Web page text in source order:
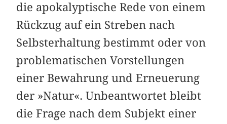
die apokalyptische Rede von einem
Rückzug auf ein Streben nach
Selbsterhaltung bestimmt oder von
problematischen Vorstellungen
einer Bewahrung und Erneuerung
der »Natur«. Unbeantwortet bleibt
die Frage nach dem Subjekt einer